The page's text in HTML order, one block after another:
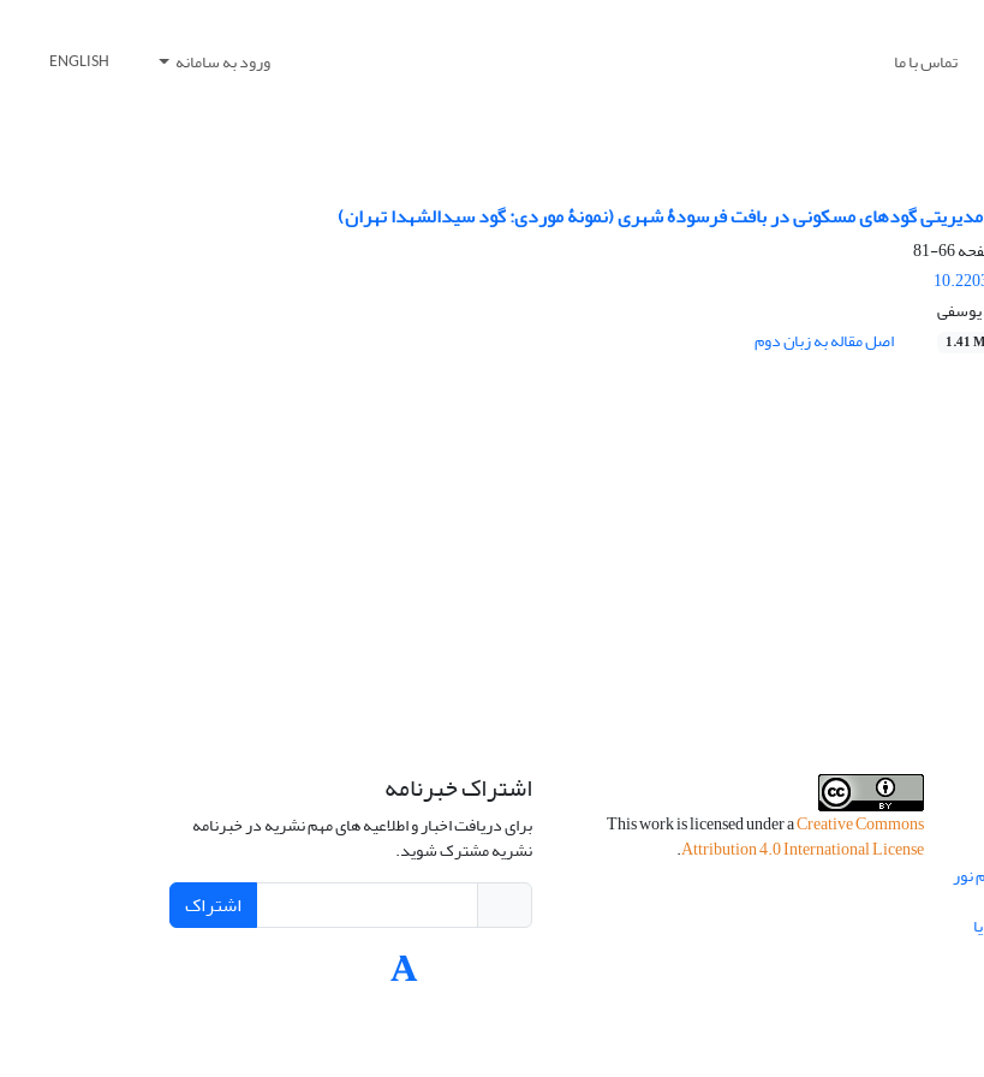
تماس با ما ورود به سامانه ENGLISH
گودهای مسکونی در بافت فرسودۀ شهری (نمونۀ موردی: گود سیدالشهدا تهران)
66-81
یوسفی
1.41 M اصل مقاله به زبان دوم
نور
لزوم بارگذاری چکیده مبسوط فارسی و درج لینک DOI یا
This work is licensed under aCreative Commons
Attribution 4.0 International License
.
اشتراک خبرنامه
برای دریافت اخبار و اطلاعیه های مهم نشریه در خبرنامه
نشریه مشترک شوید.
اشتراک